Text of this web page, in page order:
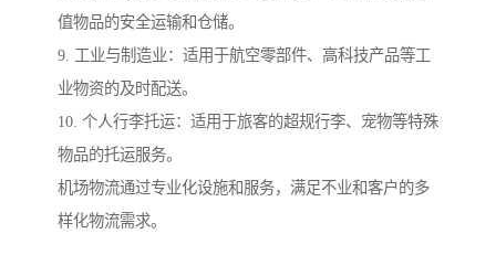
值物品的安全运输和仓储。
9. 工业与制造业：适用于航空零部件、高科技产品等工
业物资的及时配送。
10. 个人行李托运：适用于旅客的超规行李、宠物等特殊
物品的托运服务。
机场物流通过专业化设施和服务，满足不业和客户的多
样化物流需求。